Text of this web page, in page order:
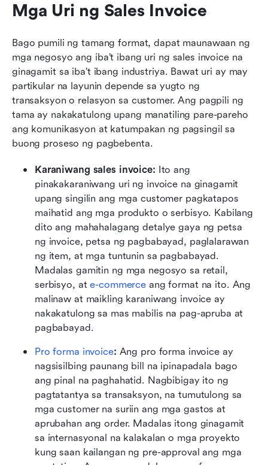
Mga Uri ng Sales Invoice
Bago pumili ng tamang format, dapat maunawaan ng
mga negosyo ang iba’t ibang uri ng sales invoice na
ginagamit sa iba’t ibang industriya. Bawat uri ay may
partikular na layunin depende sa yugto ng
transaksyon o relasyon sa customer. Ang pagpili ng
tama ay nakakatulong upang manatiling pare-pareho
ang komunikasyon at katumpakan ng pagsingil sa
buong proseso ng pagbebenta.
Karaniwang sales invoice: Ito ang
pinakakaraniwang uri ng invoice na ginagamit
upang singilin ang mga customer pagkatapos
maihatid ang mga produkto o serbisyo. Kabilang
dito ang mahahalagang detalye gaya ng petsa
ng invoice, petsa ng pagbabayad, paglalarawan
ng item, at mga tuntunin sa pagbabayad.
Madalas gamitin ng mga negosyo sa retail,
serbisyo, at e-commerce ang format na ito. Ang
malinaw at maikling karaniwang invoice ay
nakakatulong sa mas mabilis na pag-apruba at
pagbabayad.
Pro forma invoice: Ang pro forma invoice ay
nagsisilbing paunang bill na ipinapadala bago
ang pinal na paghahatid. Nagbibigay ito ng
pagtatantya sa transaksyon, na tumutulong sa
mga customer na suriin ang mga gastos at
aprubahan ang order. Madalas itong ginagamit
sa internasyonal na kalakalan o mga proyekto
kung saan kailangan ng pre-approval ang mga